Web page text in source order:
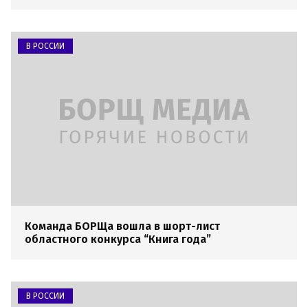
В РОССИИ
Команда БОРЩа вошла в шорт-лист
областного конкурса “Книга года”
В РОССИИ